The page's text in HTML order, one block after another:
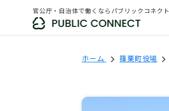
官公庁・自治体で働くならパブリックコネクト
ホーム 篠栗町役場